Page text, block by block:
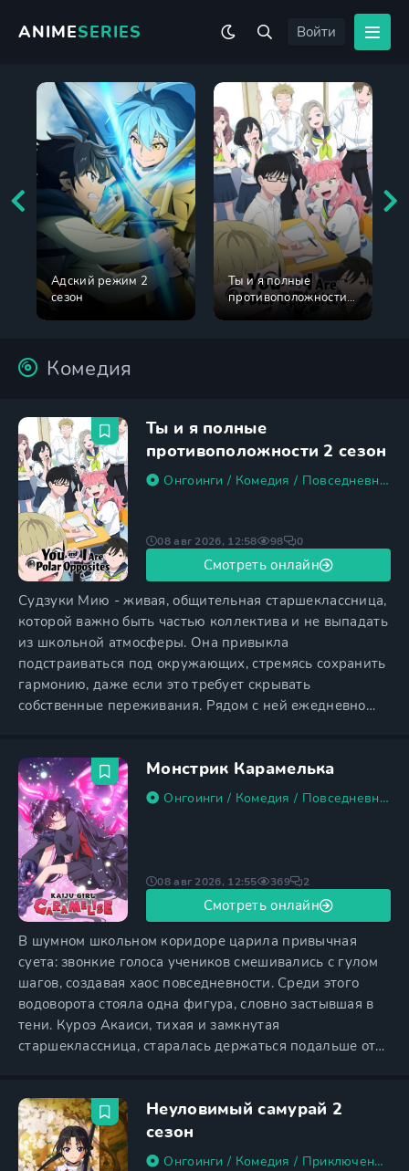
ANIMESERIES Войти
Адский режим 2
сезон
Ты и я полные
противоположности 2
Комедия
Ты и я полные
противоположности 2 сезон
Онгоинги / Комедия / Повседневность
Судзуки Мию - живая, общительная старшеклассница,
которой важно быть частью коллектива и не выпадать
из школьной атмосферы. Она привыкла
подстраиваться под окружающих, стремясь сохранить
гармонию, даже если это требует скрывать
собственные переживания. Рядом с ней ежедневно
под кого-либо и открыто говорит то, что думает, даже
если его позиция идёт вразрез с мнением
большинства. Их характеры словно
08 авг 2026, 12:58 98 0
Смотреть онлайн
Монстрик Карамелька
Онгоинги / Комедия / Повседневность
В шумном школьном коридоре царила привычная
суета: звонкие голоса учеников смешивались с гулом
шагов, создавая хаос повседневности. Среди этого
водоворота стояла одна фигура, словно застывшая в
тени. Куроэ Акаиси, тихая и замкнутая
старшеклассница, старалась держаться подальше от
была построена на принципе избегания любых
близких контактов с людьми. Страх перед
собственным телом, скрытым под
08 авг 2026, 12:55 369 2
Смотреть онлайн
Неуловимый самурай 2
сезон
Онгоинги / Комедия / Приключения